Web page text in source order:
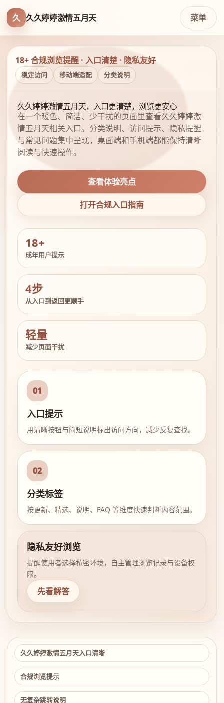
久 久久婷婷激情五月天 菜单
18+ 合规浏览提醒 · 入口清楚 · 隐私友好
稳定访问 移动端适配 分类说明
久久婷婷激情五月天，入口更清楚，浏览更安心
在一个暖色、简洁、少干扰的页面里查看久久婷婷激
情五月天相关入口。分类说明、访问提示、隐私提醒
与常见问题集中呈现，桌面端和手机端都能保持清晰
阅读与快速操作。
查看体验亮点
打开合规入口指南
18+
成年用户提示
4步
从入口到返回更顺手
轻量
减少页面干扰
01
入口提示
用清晰按钮与简短说明标出访问方向，减少反复查找。
02
分类标签
按更新、精选、说明、FAQ 等维度快速判断内容范围。
隐私友好浏览
提醒使用者选择私密环境，自主管理浏览记录与设备权
限。
先看解答
久久婷婷激情五月天入口清晰
合规浏览提示
无复杂跳转说明